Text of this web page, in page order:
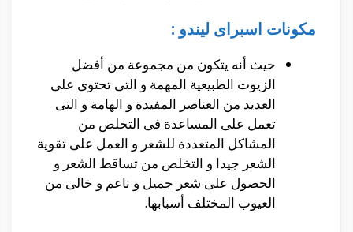
مكونات اسبراى ليندو :
حيث أنه يتكون من مجموعة من أفضل
الزيوت الطبيعية المهمة و التى تحتوى على
العديد من العناصر المفيدة و الهامة و التى
تعمل على المساعدة فى التخلص من
المشاكل المتعددة للشعر و العمل على تقوية
الشعر جيدا و التخلص من تساقط الشعر و
الحصول على شعر جميل و ناعم و خالى من
العيوب المختلف أسبابها.